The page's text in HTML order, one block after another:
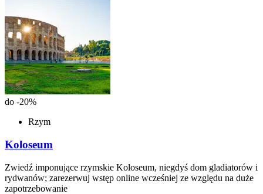
do -20%
Rzym
Koloseum
Zwiedź imponujące rzymskie Koloseum, niegdyś dom gladiatorów i
rydwanów; zarezerwuj wstęp online wcześniej ze względu na duże
zapotrzebowanie